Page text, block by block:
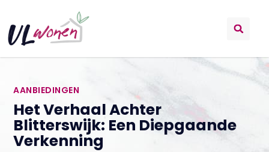
AANBIEDINGEN
Het Verhaal Achter
Blitterswijk: Een Diepgaande
Verkenning